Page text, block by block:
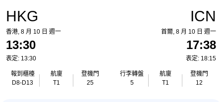
HKG
香港, 8 月 10 日 週一
13:30
表定: 13:30
報到櫃檯
D8-D13
航廈
T1
登機門
25
ICN
首爾, 8 月 10 日 週一
17:38
表定: 18:15
行李轉盤
5
航廈
T1
登機門
12